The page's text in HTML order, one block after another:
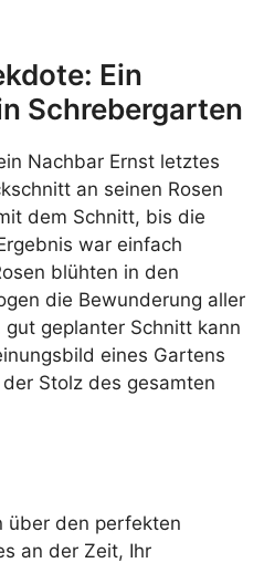
Ein
Schrebergarten
Nachbar Ernst letztes
an seinen Rosen
dem Schnitt, bis die
war einfach
blühten in den
die Bewunderung aller
gut geplanter Schnitt kann
eines Gartens
Stolz des gesamten
über den perfekten
an der Zeit, Ihr